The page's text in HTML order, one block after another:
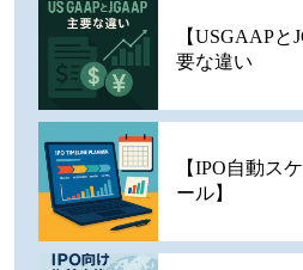
【USGAAPと
要な違い
【IPO自動ス
ール】